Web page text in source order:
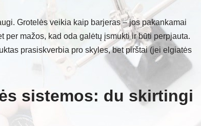
Grotelės veikia kaip barjeras – jos pakankamai
per mažos, kad oda galėtų įsmukti ir būti perpjauta.
prasiskverbia pro skyles, bet pirštai (jei elgiatės
sistemos: du skirtingi